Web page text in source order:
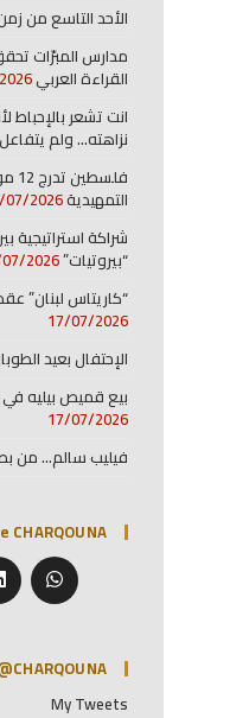
الأحد التاسع من
مدارس المبرّات
القراءة العربي
انت تشعر
نزاهته… ولم
التمهيدية07/2026
“بيروتيات”2026
“كاريتاس لبنان”
17/07/2026
الإحتفال بعيد
بيع قميص بيليه في
17/07/2026
فيليب سالم… من
CHARQOUNA
My Tweets